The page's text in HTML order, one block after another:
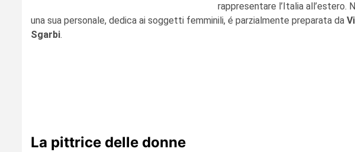
rappresentare l’Italia all’estero.
una sua personale, dedica ai soggetti femminili, é parzialmente preparata da
Sgarbi.
La pittrice delle donne